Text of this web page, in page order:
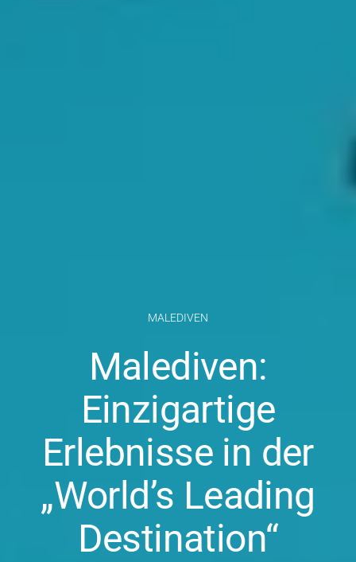
MALEDIVEN
Malediven:
Einzigartige
Erlebnisse in der
„World’s Leading
Destination“